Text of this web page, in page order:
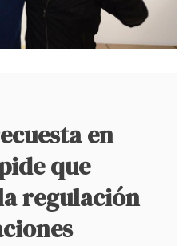
en
que
regulación